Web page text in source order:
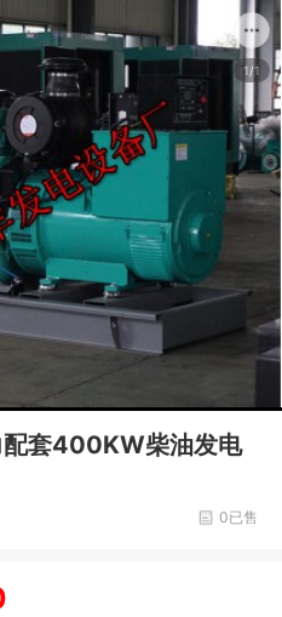
1/1
套400KW柴油发电
0已售